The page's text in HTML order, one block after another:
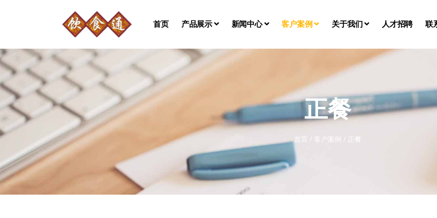
首页 产品展示 新闻中心 客户案例 关于我们 人才招聘 联
正餐
首页 / 客户案例 / 正餐